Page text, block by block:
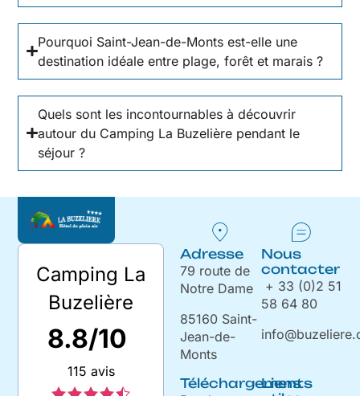
Pourquoi Saint-Jean-de-Monts est-elle une
destination idéale entre plage, forêt et marais ?
Quels sont les incontournables à découvrir
autour du Camping La Buzelière pendant le
séjour ?
Camping La
Buzelière
8.8/10
115 avis
Adresse
79 route de
Notre Dame
85160 Saint-
Jean-de-
Monts
Nous
contacter
+ 33 (0)2 51
58 64 80
Téléchargements
Liens